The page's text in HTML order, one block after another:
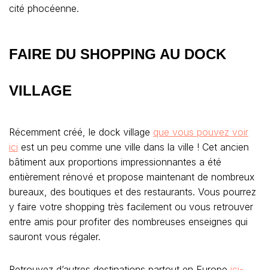
cité phocéenne.
FAIRE DU SHOPPING AU DOCK
VILLAGE
Récemment créé, le dock village que vous pouvez voir
ici est un peu comme une ville dans la ville ! Cet ancien
bâtiment aux proportions impressionnantes a été
entièrement rénové et propose maintenant de nombreux
bureaux, des boutiques et des restaurants. Vous pourrez
y faire votre shopping très facilement ou vous retrouver
entre amis pour profiter des nombreuses enseignes qui
sauront vous régaler.